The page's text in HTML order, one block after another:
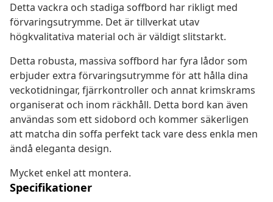
Detta vackra och stadiga soffbord har rikligt med
förvaringsutrymme. Det är tillverkat utav
högkvalitativa material och är väldigt slitstarkt.
Detta robusta, massiva soffbord har fyra lådor som
erbjuder extra förvaringsutrymme för att hålla dina
veckotidningar, fjärrkontroller och annat krimskrams
organiserat och inom räckhåll. Detta bord kan även
användas som ett sidobord och kommer säkerligen
att matcha din soffa perfekt tack vare dess enkla men
ändå eleganta design.
Mycket enkel att montera.
Specifikationer